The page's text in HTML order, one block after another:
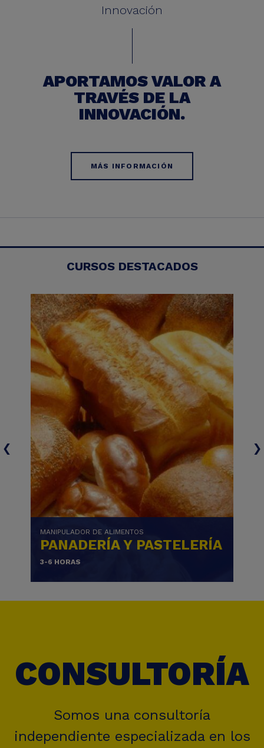
Innovación
APORTAMOS VALOR A
TRAVÉS DE LA
INNOVACIÓN.
MÁS INFORMACIÓN
CURSOS DESTACADOS
MANIPULADOR DE ALIMENTOS
PANADERÍA Y PASTELERÍA
3-6 HORAS
‹ ›
CONSULTORÍA
Somos una consultoría
independiente especializada en los